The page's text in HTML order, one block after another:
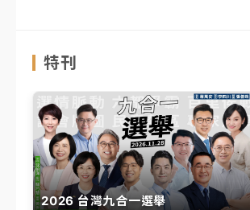
特刊
2026 台灣九合一選舉